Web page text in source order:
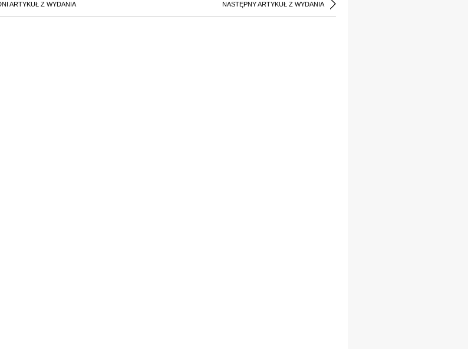
ARTYKUŁ Z WYDANIA NASTĘPNY ARTYKUŁ Z WYDANIA